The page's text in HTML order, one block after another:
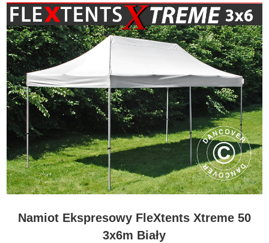
Namiot Ekspresowy FleXtents Xtreme 50
3x6m Biały